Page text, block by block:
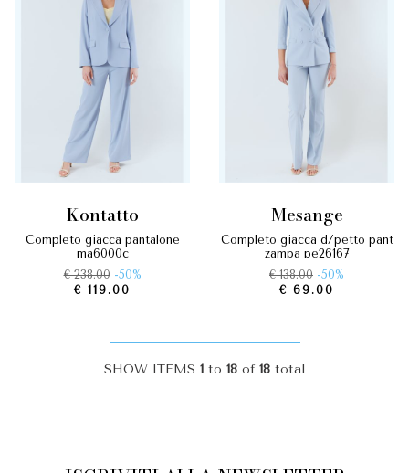
kontatto
completo giacca pantalone
ma6000c
€ 238.00 -50%
€ 119.00
mesange
completo giacca d/petto pant
zampa pe26167
€ 138.00 -50%
€ 69.00
SHOW ITEMS 1 to 18 of 18 total